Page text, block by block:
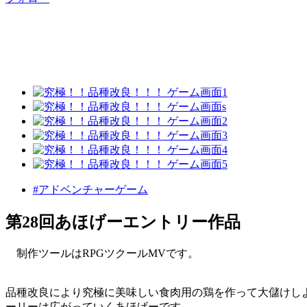
#アドベンチャーゲーム
第28回あほげーエントリー作品
制作ツールはRPGツクールMVです。
品種改良により究極に美味しい食肉用の鶏を作って大儲け